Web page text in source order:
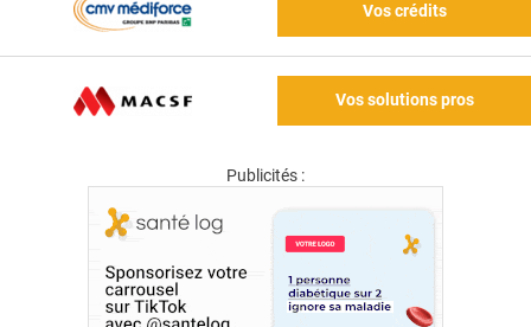
Vos crédits
Vos solutions pros
Publicités :